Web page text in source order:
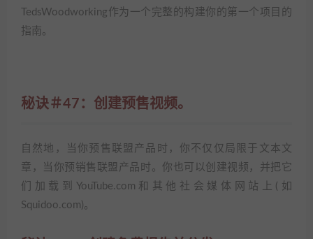
TedsWoodworking作为一个完整的构建你的第一个项目的
指南。
秘诀＃47：创建预售视频。
自然地，当你预售联盟产品时，你不仅仅局限于文本文
章，当你预销售联盟产品时。你也可以创建视频，并把它
们加载到YouTube.com和其他社会媒体网站上(如
Squidoo.com)。